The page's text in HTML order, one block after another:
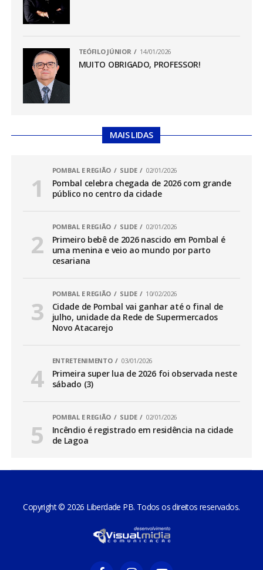
TEÓFILO JÚNIOR 14/01/2026
MUITO OBRIGADO, PROFESSOR!
MAIS LIDAS
POMBAL E REGIÃO SLIDE 02/01/2026
Pombal celebra chegada de 2026 com grande
público no centro da cidade
POMBAL E REGIÃO SLIDE 02/01/2026
Primeiro bebê de 2026 nascido em Pombal é
uma menina e veio ao mundo por parto
cesariana
POMBAL E REGIÃO SLIDE 10/02/2026
Cidade de Pombal vai ganhar até o final de
julho, unidade da Rede de Supermercados
Novo Atacarejo
ENTRETENIMENTO 03/01/2026
Primeira super lua de 2026 foi observada neste
sábado (3)
POMBAL E REGIÃO SLIDE 02/01/2026
Incêndio é registrado em residência na cidade
de Lagoa
Copyright © 2026 Liberdade PB. Todos os direitos reservados.